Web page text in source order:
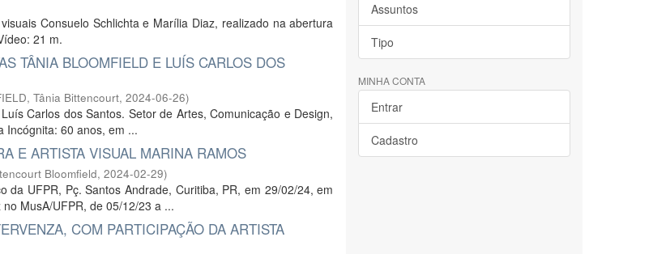
Consuelo Schlichta e Marília Diaz, realizado na abertura
21 m.
TÂNIA BLOOMFIELD E LUÍS CARLOS DOS
Tânia Bittencourt, 2024-06-26)
Carlos dos Santos. Setor de Artes, Comunicação e Design,
Incógnita: 60 anos, em ...
E ARTISTA VISUAL MARINA RAMOS
Bloomfield, 2024-02-29)
da UFPR, Pç. Santos Andrade, Curitiba, PR, em 29/02/24, em
MusA/UFPR, de 05/12/23 a ...
COM PARTICIPAÇÃO DA ARTISTA
Assuntos
Tipo
MINHA CONTA
Entrar
Cadastro